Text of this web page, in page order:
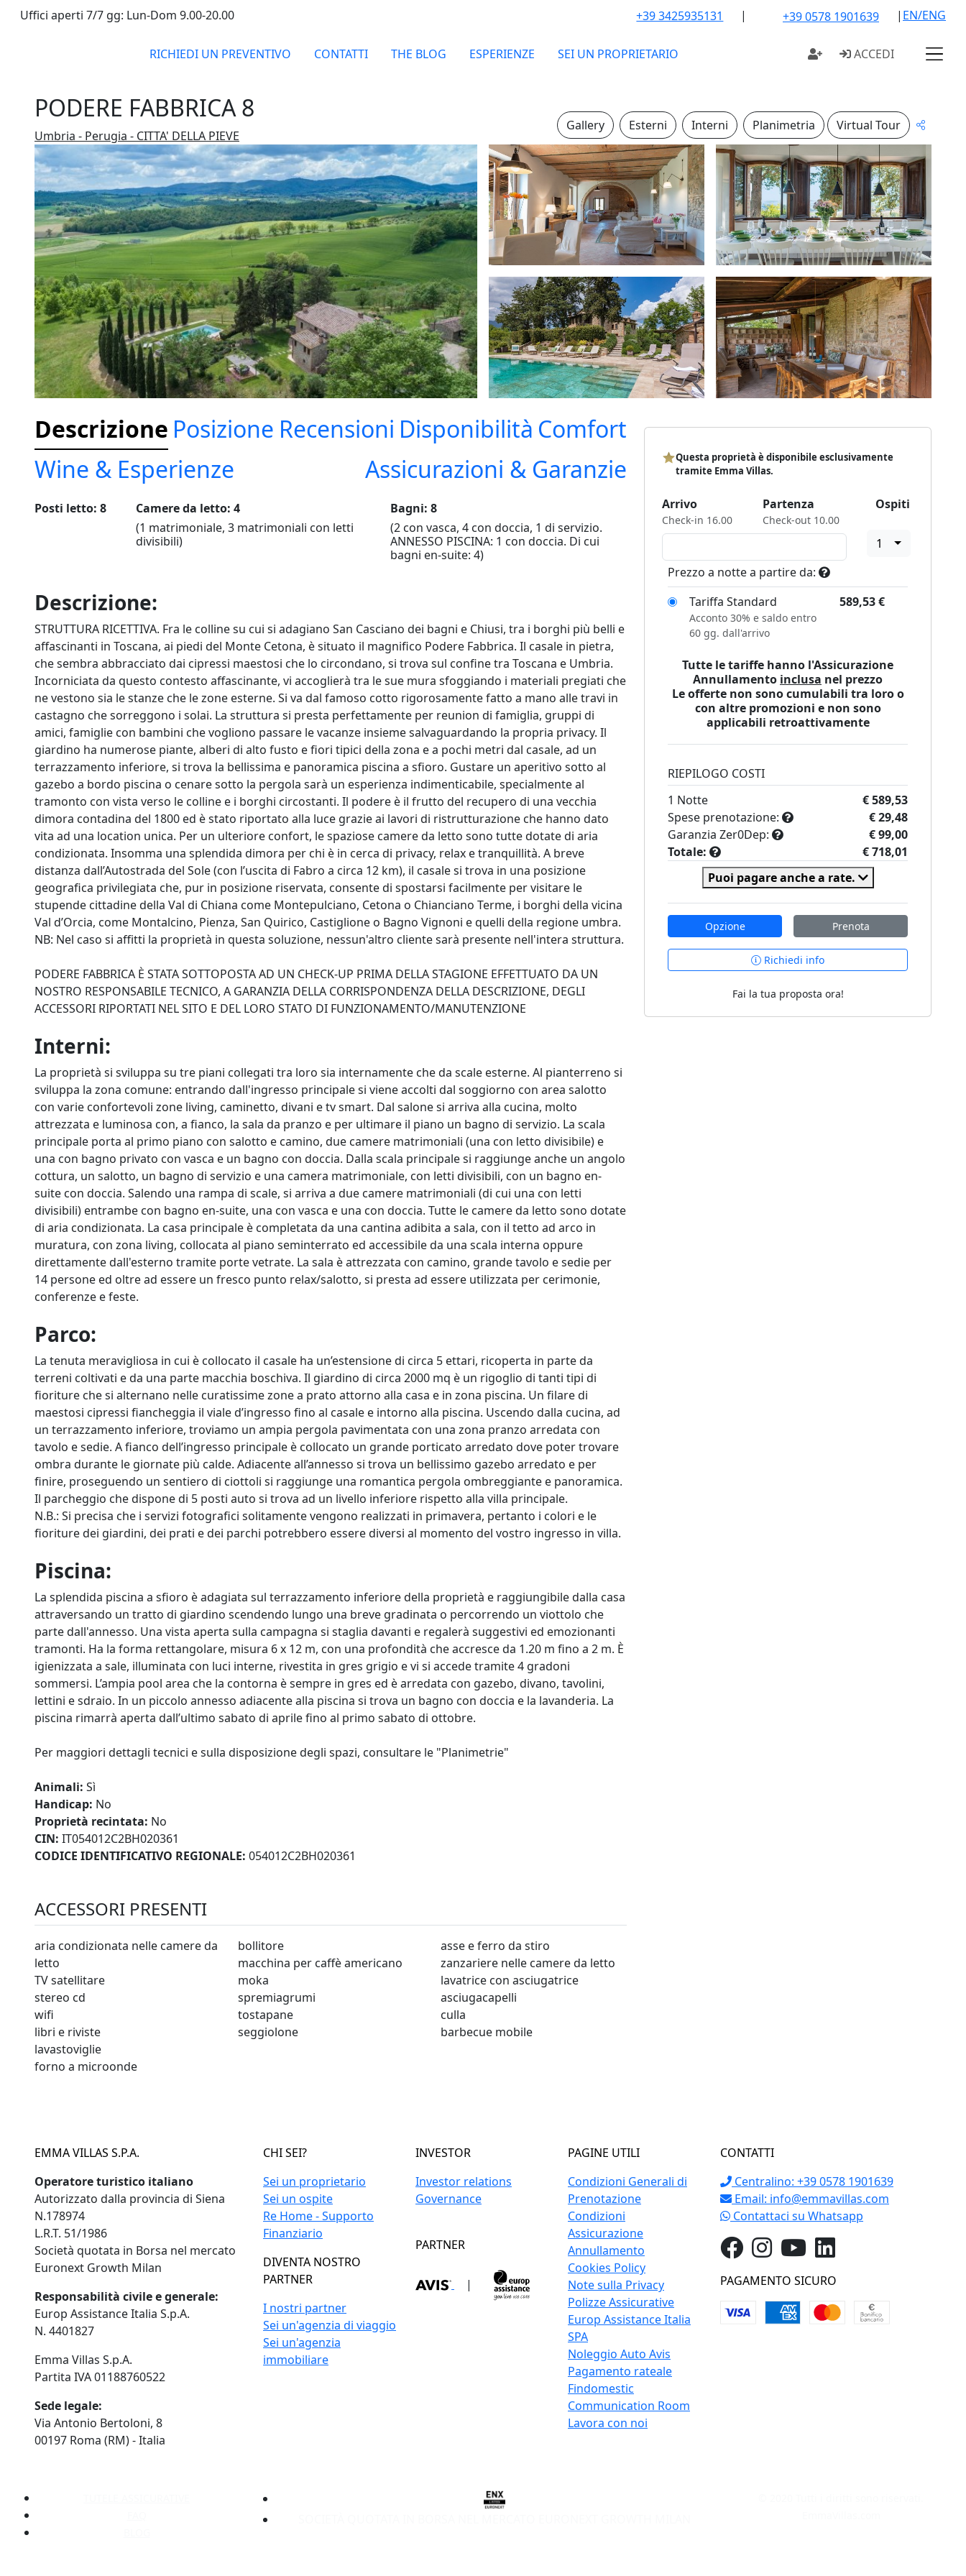
Uffici aperti 7/7 gg: Lun-Dom 9.00-20.00 +39 3425935131 | +39 0578 1901639 | EN/ENG
RICHIEDI UN PREVENTIVO CONTATTI THE BLOG ESPERIENZE SEI UN PROPRIETARIO ACCEDI
PODERE FABBRICA 8
Umbria - Perugia - CITTA' DELLA PIEVE
Gallery Esterni Interni Planimetria Virtual Tour
Descrizione Posizione Recensioni Disponibilità Comfort
Wine & Esperienze
Assicurazioni & Garanzie
Posti letto: 8
Camere da letto: 4
(1 matrimoniale, 3 matrimoniali con letti
divisibili)
Bagni: 8
(2 con vasca, 4 con doccia, 1 di servizio.
ANNESSO PISCINA: 1 con doccia. Di cui
bagni en-suite: 4)
Descrizione:
STRUTTURA RICETTIVA. Fra le colline su cui si adagiano San Casciano dei bagni e Chiusi, tra i borghi più belli e
affascinanti in Toscana, ai piedi del Monte Cetona, è situato il magnifico Podere Fabbrica. Il casale in pietra,
che sembra abbracciato dai cipressi maestosi che lo circondano, si trova sul confine tra Toscana e Umbria.
Incorniciata da questo contesto affascinante, vi accoglierà tra le sue mura sfoggiando i materiali pregiati che
ne vestono sia le stanze che le zone esterne. Si va dal famoso cotto rigorosamente fatto a mano alle travi in
castagno che sorreggono i solai. La struttura si presta perfettamente per reunion di famiglia, gruppi di
amici, famiglie con bambini che vogliono passare le vacanze insieme salvaguardando la propria privacy. Il
giardino ha numerose piante, alberi di alto fusto e fiori tipici della zona e a pochi metri dal casale, ad un
terrazzamento inferiore, si trova la bellissima e panoramica piscina a sfioro. Gustare un aperitivo sotto al
gazebo a bordo piscina o cenare sotto la pergola sarà un esperienza indimenticabile, specialmente al
tramonto con vista verso le colline e i borghi circostanti. Il podere è il frutto del recupero di una vecchia
dimora contadina del 1800 ed è stato riportato alla luce grazie ai lavori di ristrutturazione che hanno dato
vita ad una location unica. Per un ulteriore confort, le spaziose camere da letto sono tutte dotate di aria
condizionata. Insomma una splendida dimora per chi è in cerca di privacy, relax e tranquillità. A breve
distanza dall’Autostrada del Sole (con l’uscita di Fabro a circa 12 km), il casale si trova in una posizione
geografica privilegiata che, pur in posizione riservata, consente di spostarsi facilmente per visitare le
stupende cittadine della Val di Chiana come Montepulciano, Cetona o Chianciano Terme, i borghi della vicina
Val d’Orcia, come Montalcino, Pienza, San Quirico, Castiglione o Bagno Vignoni e quelli della regione umbra.
NB: Nel caso si affitti la proprietà in questa soluzione, nessun'altro cliente sarà presente nell'intera struttura.
PODERE FABBRICA È STATA SOTTOPOSTA AD UN CHECK-UP PRIMA DELLA STAGIONE EFFETTUATO DA UN
NOSTRO RESPONSABILE TECNICO, A GARANZIA DELLA CORRISPONDENZA DELLA DESCRIZIONE, DEGLI
ACCESSORI RIPORTATI NEL SITO E DEL LORO STATO DI FUNZIONAMENTO/MANUTENZIONE
Interni:
La proprietà si sviluppa su tre piani collegati tra loro sia internamente che da scale esterne. Al pianterreno si
sviluppa la zona comune: entrando dall'ingresso principale si viene accolti dal soggiorno con area salotto
con varie confortevoli zone living, caminetto, divani e tv smart. Dal salone si arriva alla cucina, molto
attrezzata e luminosa con, a fianco, la sala da pranzo e per ultimare il piano un bagno di servizio. La scala
principale porta al primo piano con salotto e camino, due camere matrimoniali (una con letto divisibile) e
una con bagno privato con vasca e un bagno con doccia. Dalla scala principale si raggiunge anche un angolo
cottura, un salotto, un bagno di servizio e una camera matrimoniale, con letti divisibili, con un bagno en-
suite con doccia. Salendo una rampa di scale, si arriva a due camere matrimoniali (di cui una con letti
divisibili) entrambe con bagno en-suite, una con vasca e una con doccia. Tutte le camere da letto sono dotate
di aria condizionata. La casa principale è completata da una cantina adibita a sala, con il tetto ad arco in
muratura, con zona living, collocata al piano seminterrato ed accessibile da una scala interna oppure
direttamente dall'esterno tramite porte vetrate. La sala è attrezzata con camino, grande tavolo e sedie per
14 persone ed oltre ad essere un fresco punto relax/salotto, si presta ad essere utilizzata per cerimonie,
conferenze e feste.
Parco:
La tenuta meravigliosa in cui è collocato il casale ha un’estensione di circa 5 ettari, ricoperta in parte da
terreni coltivati e da una parte macchia boschiva. Il giardino di circa 2000 mq è un rigoglio di tanti tipi di
fioriture che si alternano nelle curatissime zone a prato attorno alla casa e in zona piscina. Un filare di
maestosi cipressi fiancheggia il viale d’ingresso fino al casale e intorno alla piscina. Uscendo dalla cucina, ad
un terrazzamento inferiore, troviamo un ampia pergola pavimentata con una zona pranzo arredata con
tavolo e sedie. A fianco dell’ingresso principale è collocato un grande porticato arredato dove poter trovare
ombra durante le giornate più calde. Adiacente all’annesso si trova un bellissimo gazebo arredato e per
finire, proseguendo un sentiero di ciottoli si raggiunge una romantica pergola ombreggiante e panoramica.
Il parcheggio che dispone di 5 posti auto si trova ad un livello inferiore rispetto alla villa principale.
N.B.: Si precisa che i servizi fotografici solitamente vengono realizzati in primavera, pertanto i colori e le
fioriture dei giardini, dei prati e dei parchi potrebbero essere diversi al momento del vostro ingresso in villa.
Piscina:
La splendida piscina a sfioro è adagiata sul terrazzamento inferiore della proprietà e raggiungibile dalla casa
attraversando un tratto di giardino scendendo lungo una breve gradinata o percorrendo un viottolo che
parte dall'annesso. Una vista aperta sulla campagna si staglia davanti e regalerà suggestivi ed emozionanti
tramonti. Ha la forma rettangolare, misura 6 x 12 m, con una profondità che accresce da 1.20 m fino a 2 m. È
igienizzata a sale, illuminata con luci interne, rivestita in gres grigio e vi si accede tramite 4 gradoni
sommersi. L’ampia pool area che la contorna è sempre in gres ed è arredata con gazebo, divano, tavolini,
lettini e sdraio. In un piccolo annesso adiacente alla piscina si trova un bagno con doccia e la lavanderia. La
piscina rimarrà aperta dall’ultimo sabato di aprile fino al primo sabato di ottobre.
Per maggiori dettagli tecnici e sulla disposizione degli spazi, consultare le "Planimetrie"
Animali: Sì
Handicap: No
Proprietà recintata: No
CIN: IT054012C2BH020361
CODICE IDENTIFICATIVO REGIONALE: 054012C2BH020361
ACCESSORI PRESENTI
aria condizionata nelle camere da
letto
TV satellitare
stereo cd
wifi
libri e riviste
lavastoviglie
forno a microonde
bollitore
macchina per caffè americano
moka
spremiagrumi
tostapane
seggiolone
asse e ferro da stiro
zanzariere nelle camere da letto
lavatrice con asciugatrice
asciugacapelli
culla
barbecue mobile
Questa proprietà è disponibile esclusivamente
tramite Emma Villas.
Arrivo
Check-in 16.00
Partenza
Check-out 10.00
Ospiti
1
Prezzo a notte a partire da:
Tariffa Standard
589,53€
Acconto 30% e saldo entro
60 gg. dall'arrivo
Tutte le tariffe hanno l'Assicurazione
Annullamento inclusa nel prezzo
Le offerte non sono cumulabili tra loro o
con altre promozioni e non sono
applicabili retroattivamente
RIEPILOGO COSTI
1 Notte
€ 589,53
Spese prenotazione:
€ 29,48
Garanzia Zer0Dep:
€ 99,00
Totale:
€ 718,01
Puoi pagare anche a rate.
Opzione Prenota
Richiedi info
Fai la tua proposta ora!
EMMA VILLAS S.P.A.
Operatore turistico italiano
Autorizzato dalla provincia di Siena
N.178974
L.R.T. 51/1986
Società quotata in Borsa nel mercato
Euronext Growth Milan
Responsabilità civile e generale:
Europ Assistance Italia S.p.A.
N. 4401827
Emma Villas S.p.A.
Partita IVA 01188760522
Sede legale:
Via Antonio Bertoloni, 8
00197 Roma (RM) - Italia
CHI SEI?
Sei un proprietario
Sei un ospite
Re Home - Supporto
Finanziario
DIVENTA NOSTRO
PARTNER
I nostri partner
Sei un'agenzia di viaggio
Sei un'agenzia
immobiliare
INVESTOR
Investor relations
Governance
PARTNER
|
PAGINE UTILI
Condizioni Generali di
Prenotazione
Condizioni
Assicurazione
Annullamento
Cookies Policy
Note sulla Privacy
Polizze Assicurative
Europ Assistance Italia
SPA
Noleggio Auto Avis
Pagamento rateale
Findomestic
Communication Room
Lavora con noi
CONTATTI
Centralino: +39 0578 1901639
Email: info@emmavillas.com
Contattaci su Whatsapp
PAGAMENTO SICURO